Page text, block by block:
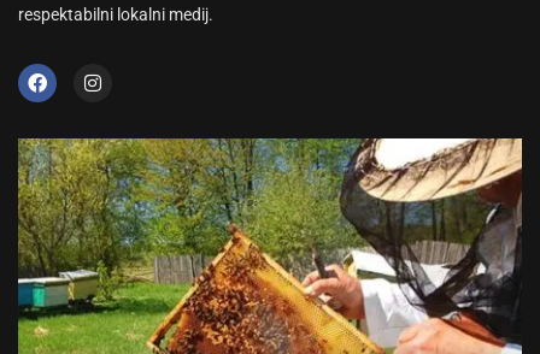
respektabilni lokalni medij.